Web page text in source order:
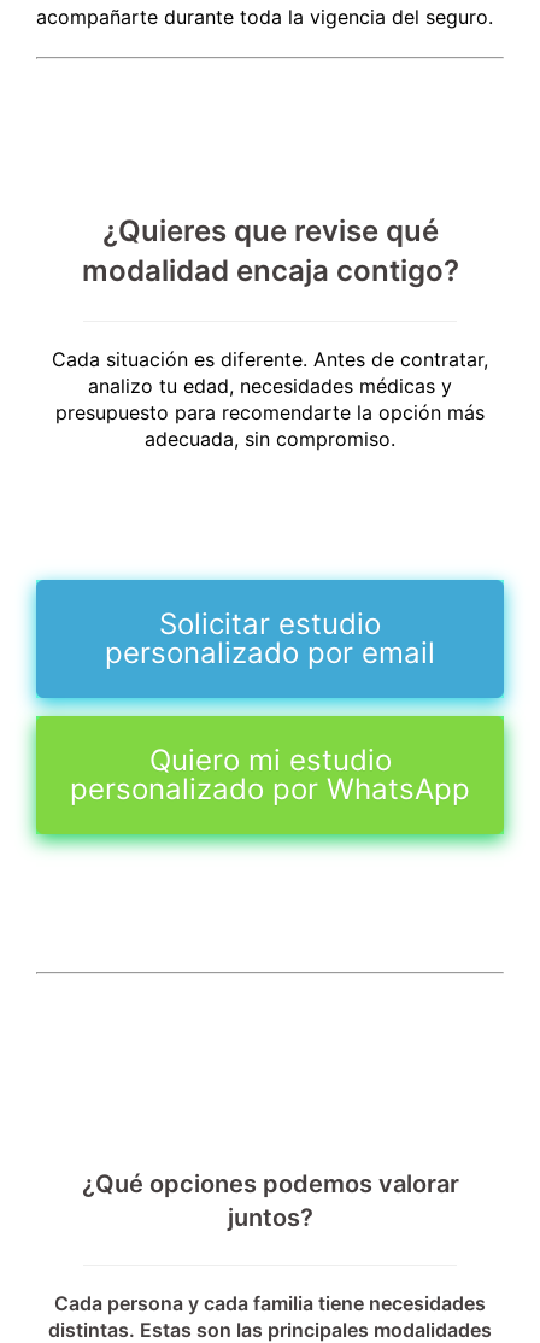
acompañarte durante toda la vigencia del seguro.
¿Quieres que revise qué
modalidad encaja contigo?
Cada situación es diferente. Antes de contratar,
analizo tu edad, necesidades médicas y
presupuesto para recomendarte la opción más
adecuada, sin compromiso.
Solicitar estudio
personalizado por email
Quiero mi estudio
personalizado por WhatsApp
¿Qué opciones podemos valorar
juntos?
Cada persona y cada familia tiene necesidades
distintas. Estas son las principales modalidades